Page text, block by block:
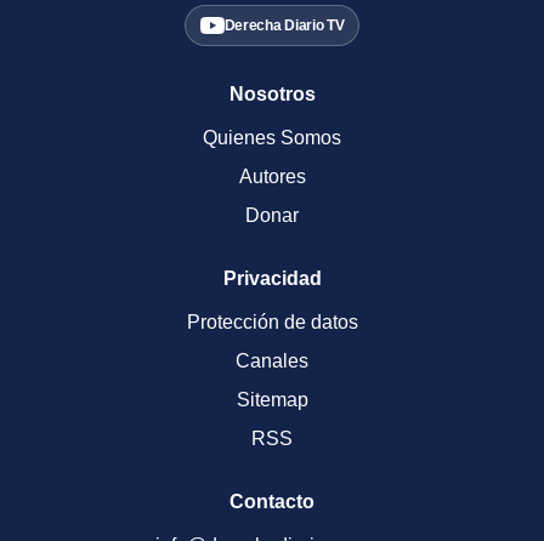
Derecha Diario TV
Nosotros
Quienes Somos
Autores
Donar
Privacidad
Protección de datos
Canales
Sitemap
RSS
Contacto